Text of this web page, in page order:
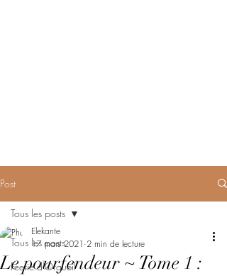
Post
Tous les posts
Féerie d'Orgueil
Tous les posts
Le pourfendeur ~ Tome 1 :
Elekante
17 mars 2021 2 min de lecture